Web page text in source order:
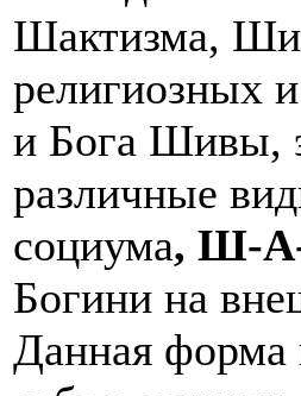
Шактизма,
религиозных
и Бога Шивы,
различные
социума, Ш-
Богини на
Данная форма